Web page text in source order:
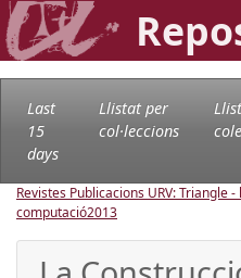
Last
15
days
Llistat per
col·leccions
Revistes Publicacions URV: Triangle
computació2013